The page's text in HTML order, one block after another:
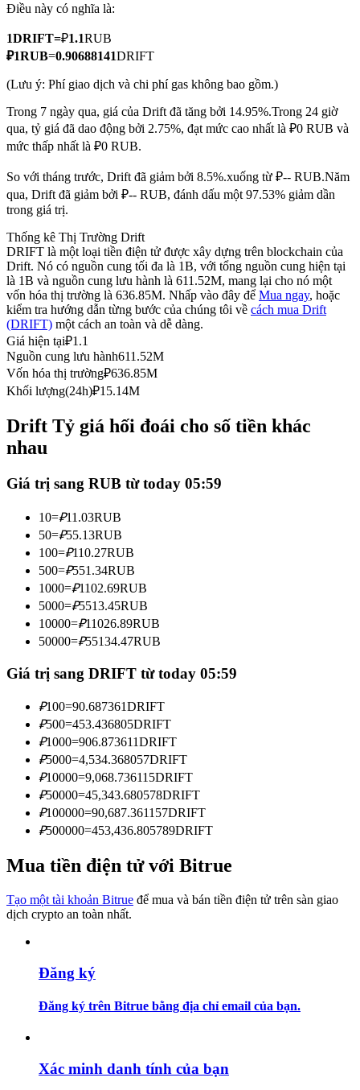
USDC Futures vĩnh cửu
Futures sử dụng USDC làm tài sản thế chấp
Sao chép Giao dịch
Tham gia cùng các nhà giao dịch hàng đầu
Trở thành Nhà giao dịch Sao chép
Tận hưởng chia sẻ lợi nhuận và hoa hồng giao dịch sao chép
Thông tin
Phân tích dữ liệu lớn bao gồm thông tin giao dịch, v.v.
Hướng dẫn
Điều này có nghĩa là:
1DRIFT=₽1.1RUB
₽1RUB=0.90688141DRIFT
(Lưu ý: Phí giao dịch và chi phí gas không bao gồm.)
Trong 7 ngày qua, giá của Drift đã tăng bởi 14.95%.Trong 24 giờ
qua, tỷ giá đã dao động bởi 2.75%, đạt mức cao nhất là ₽0 RUB và
mức thấp nhất là ₽0 RUB.
So với tháng trước, Drift đã giảm bởi 8.5%.xuống từ ₽-- RUB.Năm
qua, Drift đã giảm bởi ₽-- RUB, đánh dấu một 97.53% giảm dần
trong giá trị.
Thống kê Thị Trường Drift
DRIFT là một loại tiền điện tử được xây dựng trên blockchain của
Drift. Nó có nguồn cung tối đa là 1B, với tổng nguồn cung hiện tại
là 1B và nguồn cung lưu hành là 611.52M, mang lại cho nó một
vốn hóa thị trường là 636.85M. Nhấp vào đây để Mua ngay, hoặc
kiểm tra hướng dẫn từng bước của chúng tôi về cách mua Drift
(DRIFT) một cách an toàn và dễ dàng.
Giá hiện tại₽1.1
Nguồn cung lưu hành611.52M
Vốn hóa thị trường₽636.85M
Khối lượng(24h)₽15.14M
Drift Tỷ giá hối đoái cho số tiền khác
nhau
Giá trị sang RUB từ today 05:59
10=₽11.03RUB
50=₽55.13RUB
100=₽110.27RUB
500=₽551.34RUB
1000=₽1102.69RUB
5000=₽5513.45RUB
10000=₽11026.89RUB
50000=₽55134.47RUB
Giá trị sang DRIFT từ today 05:59
₽100=90.687361DRIFT
₽500=453.436805DRIFT
₽1000=906.873611DRIFT
₽5000=4,534.368057DRIFT
₽10000=9,068.736115DRIFT
₽50000=45,343.680578DRIFT
₽100000=90,687.361157DRIFT
₽500000=453,436.805789DRIFT
Mua tiền điện tử với Bitrue
Tạo một tài khoản Bitrue để mua và bán tiền điện tử trên sàn giao
dịch crypto an toàn nhất.
Đăng ký
Đăng ký trên Bitrue bằng địa chỉ email của bạn.
Xác minh danh tính của bạn